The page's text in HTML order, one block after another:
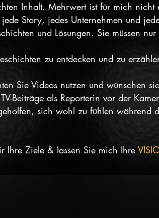
Inhalt. Mehrwert ist für mich
Story, jedes Unternehmen und
und Lösungen. Sie müssen
zu entdecken und zu
Sie Videos nutzen und wünschen
Beiträge als Reporterin vor der
sich wohl zu fühlen während
Ihre Ziele & lassen Sie mich Ihre